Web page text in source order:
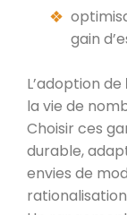
gain
L’adoption de
la vie de
Choisir ces
durable,
envies de